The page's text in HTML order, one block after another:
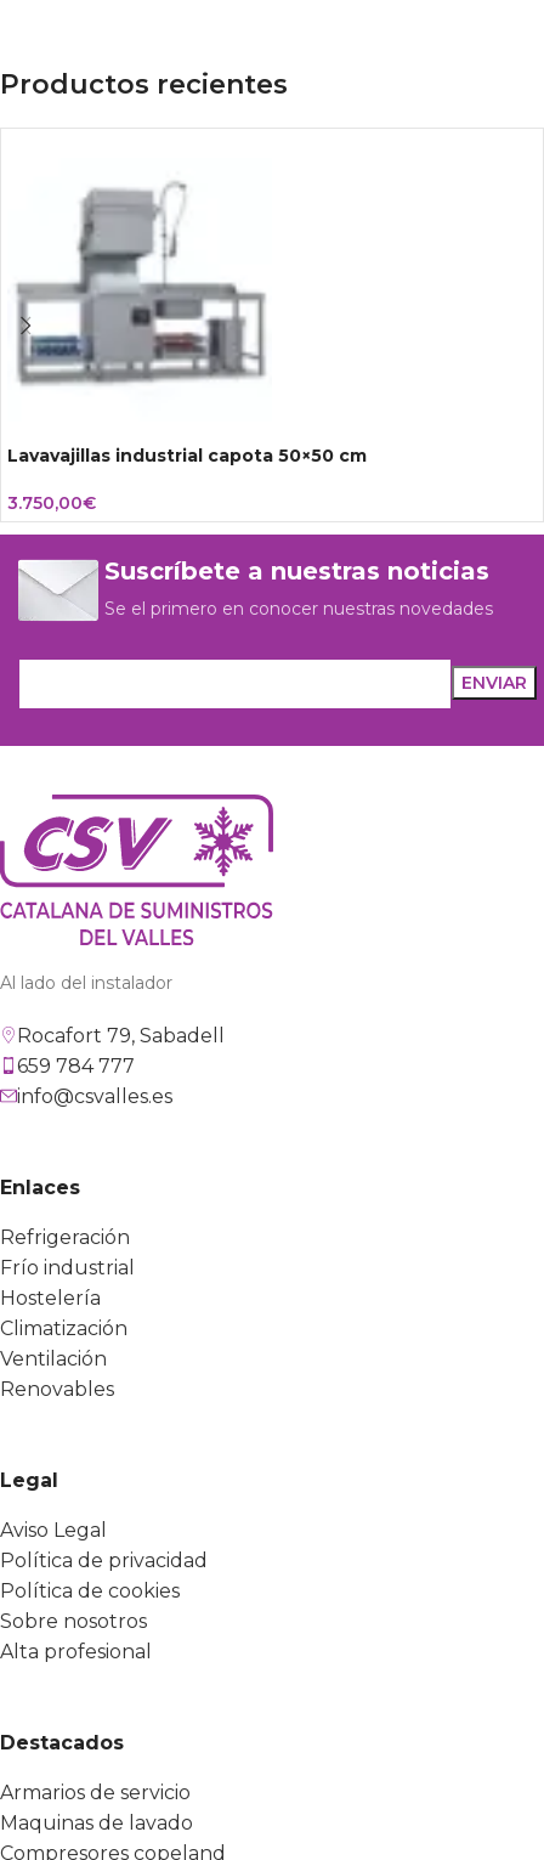
Productos recientes
Lavavajillas industrial capota 50×50 cm
3.750,00€
Suscríbete a nuestras noticias
Se el primero en conocer nuestras novedades
Al lado del instalador
Rocafort 79, Sabadell
659 784 777
info@csvalles.es
Enlaces
Refrigeración
Frío industrial
Hostelería
Climatización
Ventilación
Renovables
Legal
Aviso Legal
Política de privacidad
Política de cookies
Sobre nosotros
Alta profesional
Destacados
Armarios de servicio
Maquinas de lavado
Compresores copeland